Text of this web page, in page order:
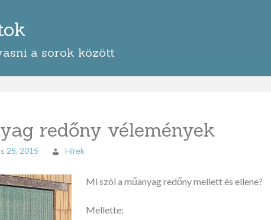
a sorok között
redőny vélemények
25, 2015 Hirek
Mi szól a műanyag redőny mellett és ellene?
Mellette: